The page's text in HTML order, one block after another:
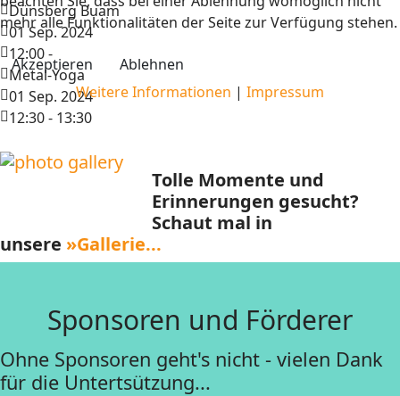
Dünsberg Buam
01 Sep. 2024
12:00-
Metal-Yoga
01 Sep. 2024
12:30- 13:30
Tolle Momente und
Erinnerungen gesucht?
Schaut mal in
unsere »Gallerie...
Sponsoren und Förderer
Ohne Sponsoren geht's nicht - vielen Dank
für die Untertsützung...
mehr alle Funktionalitäten der Seite zur Verfügung stehen.
Akzeptieren
Ablehnen
Weitere Informationen | Impressum